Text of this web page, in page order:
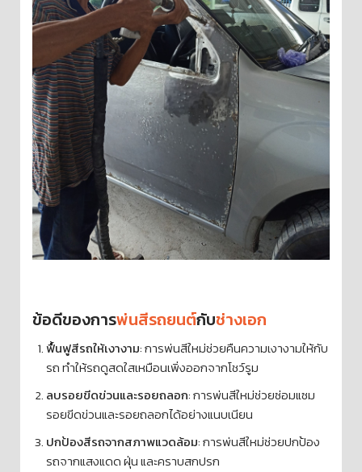
ข้อดีของการพ่นสีรถยนต์กับช่างเอก
ฟื้นฟูสีรถให้เงางาม: การพ่นสีใหม่ช่วยคืนความเงางามให้กับ
รถ ทำให้รถดูสดใสเหมือนเพิ่งออกจากโชว์รูม
ลบรอยขีดข่วนและรอยถลอก: การพ่นสีใหม่ช่วยซ่อมแซม
รอยขีดข่วนและรอยถลอกได้อย่างแนบเนียน
ปกป้องสีรถจากสภาพแวดล้อม: การพ่นสีใหม่ช่วยปกป้อง
รถจากแสงแดด ฝุ่น และคราบสกปรก